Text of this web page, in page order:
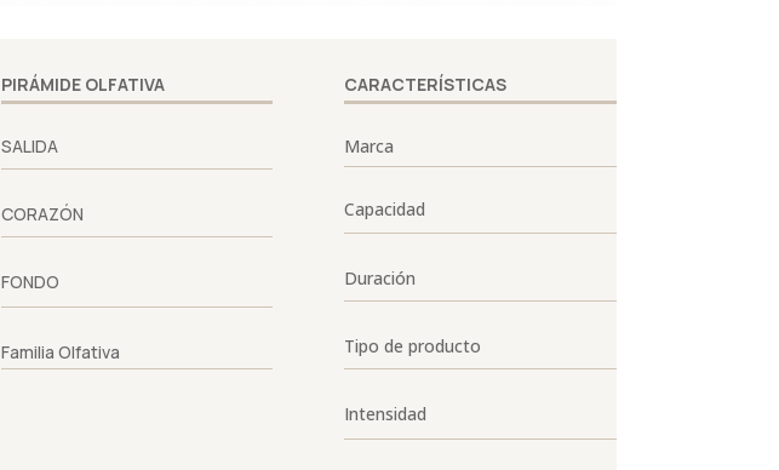
PIRÁMIDE OLFATIVA
SALIDA
CORAZÓN
FONDO
Familia Olfativa
CARACTERÍSTICAS
Marca
Capacidad
Duración
Tipo de producto
Intensidad